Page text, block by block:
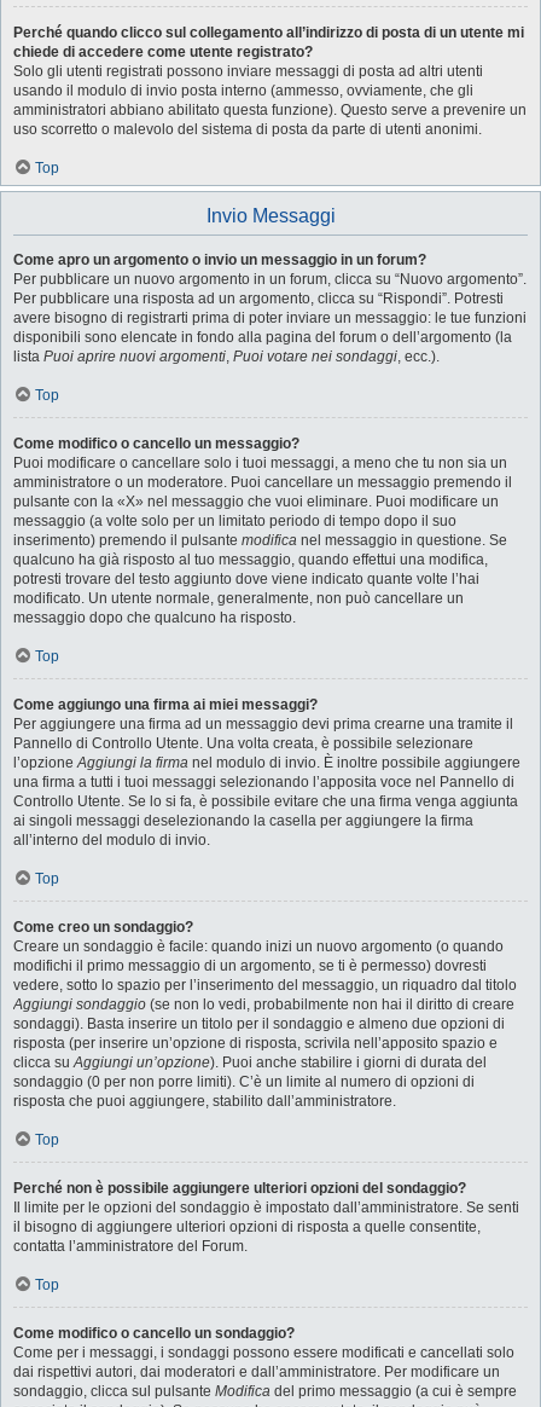
Perché quando clicco sul collegamento all’indirizzo di posta di un utente mi
chiede di accedere come utente registrato?
Solo gli utenti registrati possono inviare messaggi di posta ad altri utenti
usando il modulo di invio posta interno (ammesso, ovviamente, che gli
amministratori abbiano abilitato questa funzione). Questo serve a prevenire un
uso scorretto o malevolo del sistema di posta da parte di utenti anonimi.
Top
Invio Messaggi
Come apro un argomento o invio un messaggio in un forum?
Per pubblicare un nuovo argomento in un forum, clicca su “Nuovo argomento”.
Per pubblicare una risposta ad un argomento, clicca su “Rispondi”. Potresti
avere bisogno di registrarti prima di poter inviare un messaggio: le tue funzioni
disponibili sono elencate in fondo alla pagina del forum o dell’argomento (la
lista Puoi aprire nuovi argomenti, Puoi votare nei sondaggi, ecc.).
Top
Come modifico o cancello un messaggio?
Puoi modificare o cancellare solo i tuoi messaggi, a meno che tu non sia un
amministratore o un moderatore. Puoi cancellare un messaggio premendo il
pulsante con la «X» nel messaggio che vuoi eliminare. Puoi modificare un
messaggio (a volte solo per un limitato periodo di tempo dopo il suo
inserimento) premendo il pulsante modifica nel messaggio in questione. Se
qualcuno ha già risposto al tuo messaggio, quando effettui una modifica,
potresti trovare del testo aggiunto dove viene indicato quante volte l’hai
modificato. Un utente normale, generalmente, non può cancellare un
messaggio dopo che qualcuno ha risposto.
Top
Come aggiungo una firma ai miei messaggi?
Per aggiungere una firma ad un messaggio devi prima crearne una tramite il
Pannello di Controllo Utente. Una volta creata, è possibile selezionare
l’opzioneAggiungi la firma nel modulo di invio. È inoltre possibile aggiungere
una firma a tutti i tuoi messaggi selezionando l’apposita voce nel Pannello di
Controllo Utente. Se lo si fa, è possibile evitare che una firma venga aggiunta
ai singoli messaggi deselezionando la casella per aggiungere la firma
all’interno del modulo di invio.
Top
Come creo un sondaggio?
Creare un sondaggio è facile: quando inizi un nuovo argomento (o quando
modifichi il primo messaggio di un argomento, se ti è permesso) dovresti
vedere, sotto lo spazio per l’inserimento del messaggio, un riquadro dal titolo
Aggiungi sondaggio (se non lo vedi, probabilmente non hai il diritto di creare
sondaggi). Basta inserire un titolo per il sondaggio e almeno due opzioni di
risposta (per inserire un’opzione di risposta, scrivila nell’apposito spazio e
clicca suAggiungi un’opzione). Puoi anche stabilire i giorni di durata del
sondaggio (0 per non porre limiti). C’è un limite al numero di opzioni di
risposta che puoi aggiungere, stabilito dall’amministratore.
Top
Perché non è possibile aggiungere ulteriori opzioni del sondaggio?
Il limite per le opzioni del sondaggio è impostato dall’amministratore. Se senti
il bisogno di aggiungere ulteriori opzioni di risposta a quelle consentite,
contatta l’amministratore del Forum.
Top
Come modifico o cancello un sondaggio?
Come per i messaggi, i sondaggi possono essere modificati e cancellati solo
dai rispettivi autori, dai moderatori e dall’amministratore. Per modificare un
sondaggio, clicca sul pulsante Modifica del primo messaggio (a cui è sempre